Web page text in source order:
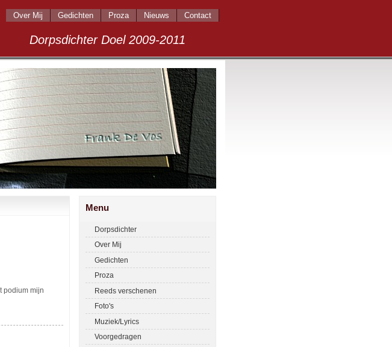
Doel 2009-2011
Over Mij Gedichten Proza Nieuws Contact
podium mijn
Menu
Dorpsdichter
Over Mij
Gedichten
Proza
Reeds verschenen
Foto's
Muziek/Lyrics
Voorgedragen